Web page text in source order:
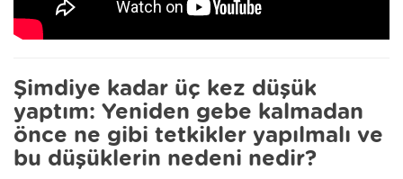
Şimdiye kadar üç kez düşük
yaptım: Yeniden gebe kalmadan
önce ne gibi tetkikler yapılmalı ve
bu düşüklerin nedeni nedir?